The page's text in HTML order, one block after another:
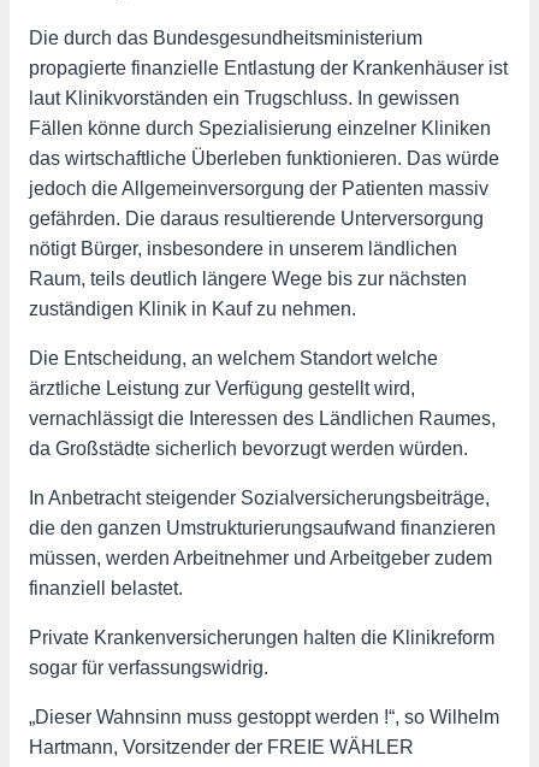
Die durch das Bundesgesundheitsministerium
propagierte finanzielle Entlastung der Krankenhäuser ist
laut Klinikvorständen ein Trugschluss. In gewissen
Fällen könne durch Spezialisierung einzelner Kliniken
das wirtschaftliche Überleben funktionieren. Das würde
jedoch die Allgemeinversorgung der Patienten massiv
gefährden. Die daraus resultierende Unterversorgung
nötigt Bürger, insbesondere in unserem ländlichen
Raum, teils deutlich längere Wege bis zur nächsten
zuständigen Klinik in Kauf zu nehmen.
Die Entscheidung, an welchem Standort welche
ärztliche Leistung zur Verfügung gestellt wird,
vernachlässigt die Interessen des Ländlichen Raumes,
da Großstädte sicherlich bevorzugt werden würden.
In Anbetracht steigender Sozialversicherungsbeiträge,
die den ganzen Umstrukturierungsaufwand finanzieren
müssen, werden Arbeitnehmer und Arbeitgeber zudem
finanziell belastet.
Private Krankenversicherungen halten die Klinikreform
sogar für verfassungswidrig.
„Dieser Wahnsinn muss gestoppt werden !“, so Wilhelm
Hartmann, Vorsitzender der FREIE WÄHLER